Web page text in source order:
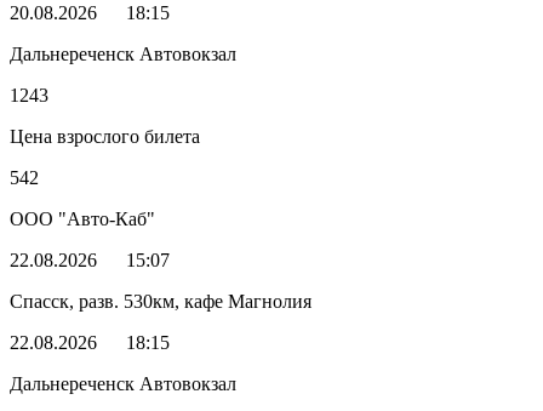
20.08.2026
18:15
Дальнереченск Автовокзал
1243
Цена взрослого билета
542
ООО "Авто-Каб"
22.08.2026
15:07
Спасск, разв. 530км, кафе Магнолия
22.08.2026
18:15
Дальнереченск Автовокзал